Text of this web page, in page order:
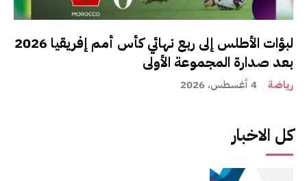
لبؤات الأطلس إلى ربع نهائي كأس أمم إفريقيا 2026
بعد صدارة المجموعة الأولى
رياضة 4 أغسطس، 2026
كل الاخبار